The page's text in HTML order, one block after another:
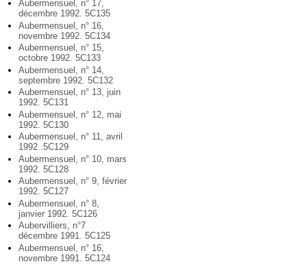
Aubermensuel, n° 17,
décembre 1992. 5C135
Aubermensuel, n° 16,
novembre 1992. 5C134
Aubermensuel, n° 15,
octobre 1992. 5C133
Aubermensuel, n° 14,
septembre 1992. 5C132
Aubermensuel, n° 13, juin
1992. 5C131
Aubermensuel, n° 12, mai
1992. 5C130
Aubermensuel, n° 11, avril
1992 .5C129
Aubermensuel, n° 10, mars
1992. 5C128
Aubermensuel, n° 9, février
1992. 5C127
Aubermensuel, n° 8,
janvier 1992. 5C126
Aubervilliers, n°7
décembre 1991. 5C125
Aubermensuel, n° 16,
novembre 1991. 5C124